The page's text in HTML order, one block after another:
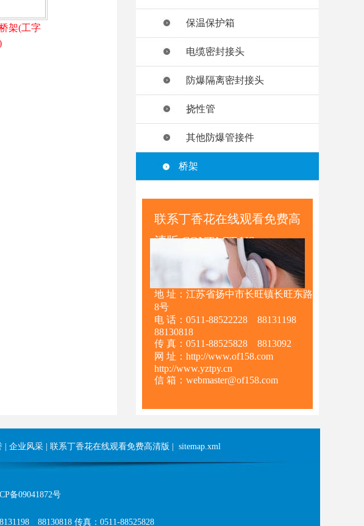
架(工字
保温保护箱
电缆密封接头
防爆隔离密封接头
挠性管
其他防爆管接件
桥架
联系丁香花在线观看免费高
清版 CONTACT US
地 址：江苏省扬中市长旺镇长旺东路
8号
电 话：0511-88522228 88131198
88130818
传 真：0511-88525828 8813092
网 址：http://www.of158.com
http://www.yztpy.cn
信 箱：webmaster@of158.com
| 企业风采| 联系丁香花在线观看免费高清版 sitemap.xml
备09041872号
88130818 传真：0511-88525828